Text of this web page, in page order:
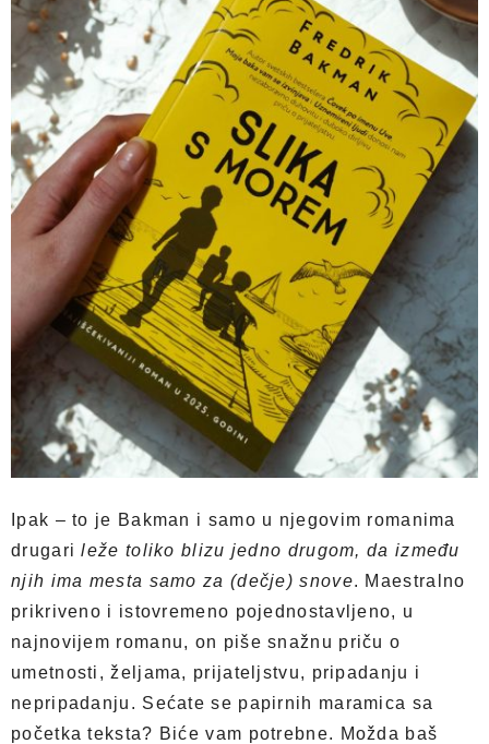
Ipak – to je Bakman i samo u njegovim romanima
drugarileže toliko blizu jedno drugom, da između
njih ima mesta samo za (dečje) snove. Maestralno
prikriveno i istovremeno pojednostavljeno, u
najnovijem romanu, on piše snažnu priču o
umetnosti, željama, prijateljstvu, pripadanju i
nepripadanju. Sećate se papirnih maramica sa
početka teksta? Biće vam potrebne. Možda baš